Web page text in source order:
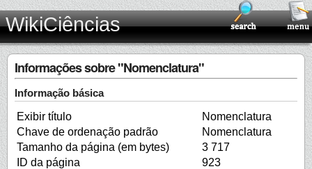
WikiCiências
Informações sobre "Nomenclatura"
Informação básica
Exibir título
Nomenclatura
Chave de ordenação padrão
Nomenclatura
Tamanho da página (em bytes)
3 717
ID da página
923